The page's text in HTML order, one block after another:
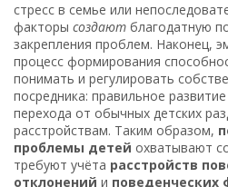
стресс в семье или
факторы создают благодатную
закрепления проблем. Наконец,
процесс формирования
понимать и регулировать
посредника: правильное
перехода от обычных детских
расстройствам. Таким образом,
проблемы детей охватывают
требуют учёта расстройств
отклонений и поведенческих